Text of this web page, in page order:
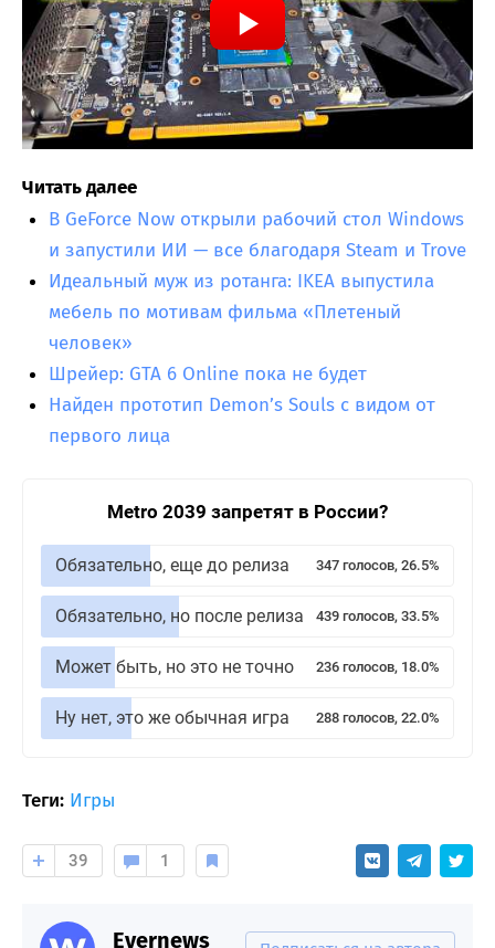
Читать далее
В GeForce Now открыли рабочий стол Windows
и запустили ИИ — все благодаря Steam и Trove
Идеальный муж из ротанга: IKEA выпустила
мебель по мотивам фильма «Плетеный
человек»
Шрейер: GTA 6 Online пока не будет
Найден прототип Demon’s Souls с видом от
первого лица
Metro 2039 запретят в России?
Обязательно, еще до релиза 347 голосов, 26.5%
Обязательно, но после релиза 439 голосов, 33.5%
Может быть, но это не точно 236 голосов, 18.0%
Ну нет, это же обычная игра 288 голосов, 22.0%
Теги: Игры
39 1
Evernews